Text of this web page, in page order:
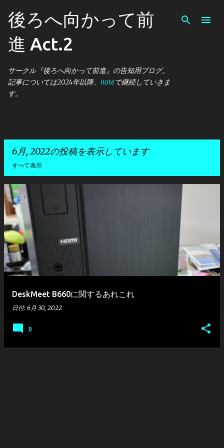
スキップしてメイン コンテンツに移動
後ろへ向かって前
進 Act.2
サークル『後ろへ向かって前進』の告知用ブログ。
記事については2024年以降、 noteで継続していきま
す。
6月, 2022の投稿を表示しています
すべて表示
投
稿
DeskMeet B660に関するあれこれ
日付: 6月 30, 2022
0